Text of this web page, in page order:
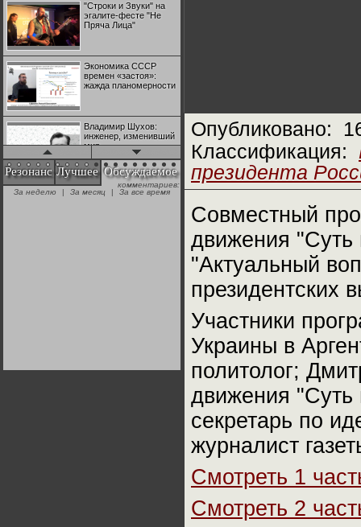
"Строки и Звуки" на
эгалите-фесте "Не
Пряча Лица"
Экономика СССР
времен «застоя»:
жажда планомерности
Владимир Шухов:
инженер, изменивший
мир
"Аркадий Коц" на
эгалите-фесте "Не
Резонанс Лучшее Обсуждаемое
комментариев:
За неделю
| За месяц | За все время
Опубликовано:
Классификация:
президента
Совместный
движения "Суть
"Актуальный
президентских
Участники
Украины в
политолог;
движения
секретарь по
журналист
Смотреть 1
Смотреть 2